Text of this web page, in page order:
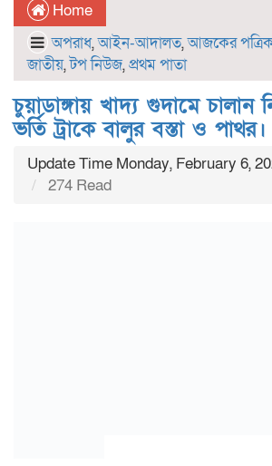
Home
অপরাধ,আইন-আদালত,আজকের
জাতীয়,টপ নিউজ,প্রথম পাতা
চুয়াডাঙ্গায় খাদ্য গুদামে
ভর্তি ট্রাকে বালুর বস্তা ও পাথর।
Update Time Monday, February 6,
274 Read